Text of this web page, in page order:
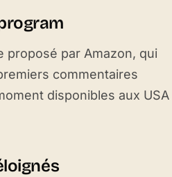
proposé par Amazon, qui
commentaires
disponibles aux USA